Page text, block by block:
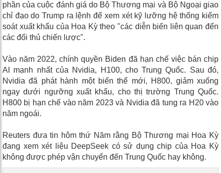
phần của cuộc đánh giá do Bộ Thương mại và Bộ Ngoại giao
chỉ đạo do Trump ra lệnh để xem xét kỹ lưỡng hệ thống kiểm
soát xuất khẩu của Hoa Kỳ theo "các diễn biến liên quan đến
các đối thủ chiến lược".
Vào năm 2022, chính quyền Biden đã hạn chế việc bán chip
AI mạnh nhất của Nvidia, H100, cho Trung Quốc. Sau đó,
Nvidia đã phát hành một biến thể mới, H800, giảm xuống
ngay dưới ngưỡng xuất khẩu, cho thị trường Trung Quốc.
H800 bị hạn chế vào năm 2023 và Nvidia đã tung ra H20 vào
năm ngoái.
Reuters đưa tin hôm thứ Năm rằng Bộ Thương mại Hoa Kỳ
đang xem xét liệu DeepSeek có sử dụng chip của Hoa Kỳ
không được phép vận chuyển đến Trung Quốc hay không.